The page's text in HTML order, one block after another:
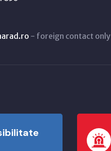
- foreign contact only